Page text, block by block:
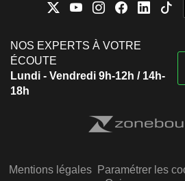
NOS EXPERTS À VOTRE
ÉCOUTE
Lundi - Vendredi 9h-12h / 14h-
18h
Mentions légales Paramétrer les